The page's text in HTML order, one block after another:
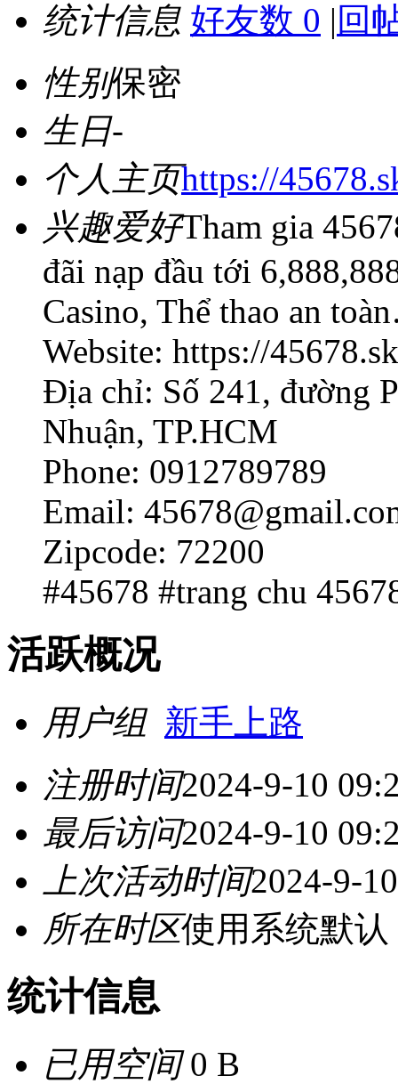
统计信息 好友数 0 | 回
性别保密
生日-
个人主页https://
兴趣爱好Tham gia
đãi nạp đầu tới
Casino, Thể thao an
Website: https://
Địa chỉ: Số 241, đường
Nhuận, TP.HCM
Phone: 0912789789
Email:
Zipcode: 72200
#45678 #trang chu
活跃概况
用户组 新手上路
注册时间2024-9-10
最后访问2024-9-10
上次活动时间2024-9-
所在时区使用系统默认
统计信息
已用空间0 B